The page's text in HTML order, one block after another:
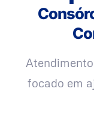
focado em